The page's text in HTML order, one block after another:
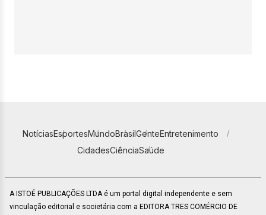
NotíciasEsportesMundoBrasilGenteEntretenimento
CidadesCiênciaSaúde
A ISTOÉ PUBLICAÇÕES LTDA é um portal digital independente e sem
vinculação editorial e societária com a EDITORA TRES COMÉRCIO DE